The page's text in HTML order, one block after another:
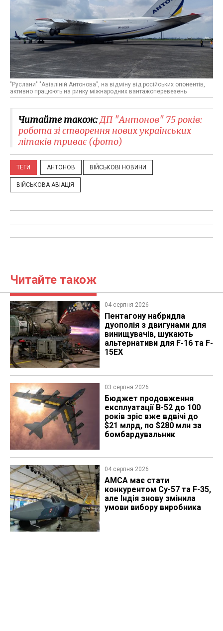
"Руслани" "Авіаліній Антонова", на відміну від російських опонентів,
активно працюють на ринку міжнародних вантажоперевезень
Читайте також:ДП "Антонов" 75 років:
робота зі створення нових українських
літаків триває (фото)
ТЕГИ АНТОНОВ ВІЙСЬКОВІ НОВИНИ
ВІЙСЬКОВА АВІАЦІЯ
Читайте також
04 серпня 2026
Пентагону набридла
дуополія з двигунами для
винищувачів, шукають
альтернативи для F-16 та F-
15EX
03 серпня 2026
Бюджет продовження
експлуатації B-52 до 100
років зріс вже вдвічі до
$21 млрд, по $280 млн за
бомбардувальник
04 серпня 2026
AMCA має стати
конкурентом Су-57 та F-35,
але Індія знову змінила
умови вибору виробника